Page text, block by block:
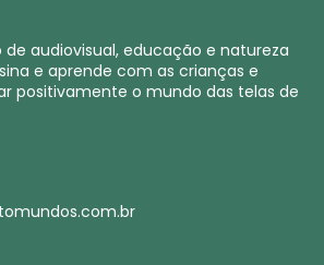
audiovisual, educação e natureza
e aprende com as crianças e
positivamente o mundo das telas de